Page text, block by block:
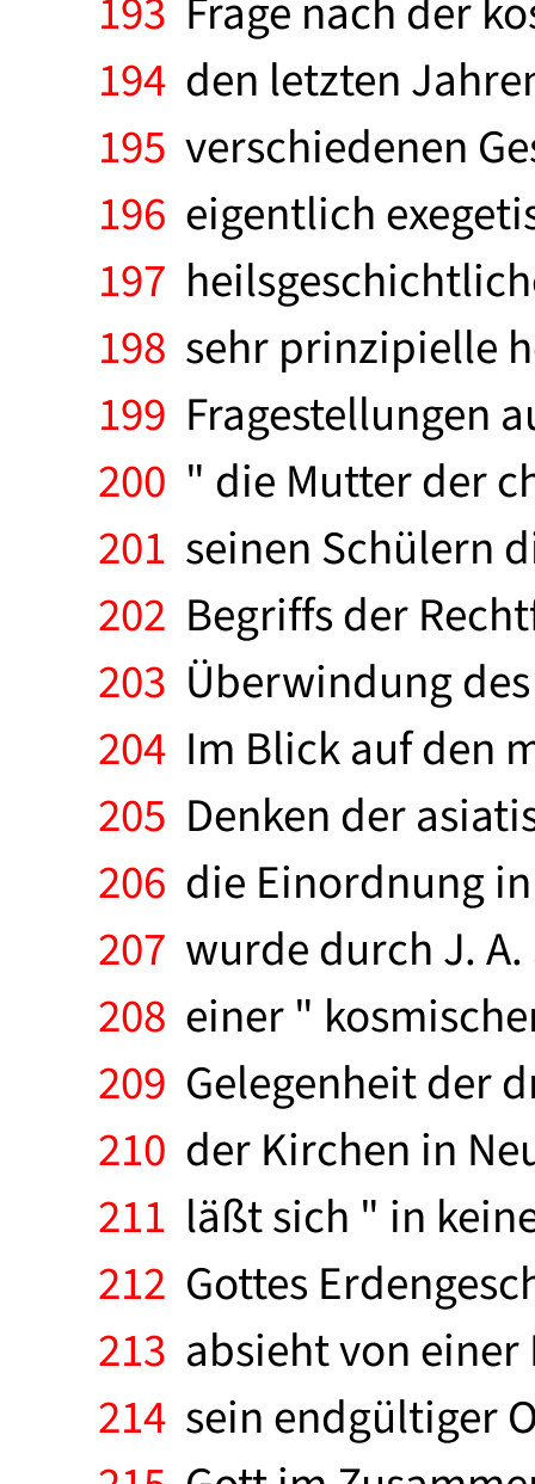
193 Frage nach der
194 den letzten
195 verschiedenen
196 eigentlich
197
198 sehr prinzipielle
199 Fragestellungen
200 " die Mutter der
201 seinen Schülern
202 Begriffs der
203 Überwindung
204 Im Blick auf den
205 Denken der
206 die Einordnung
207 wurde durch J.
208 einer "
209 Gelegenheit der
210 der Kirchen in
211 läßt sich " in
212 Gottes
213 absieht von
214 sein endgültiger